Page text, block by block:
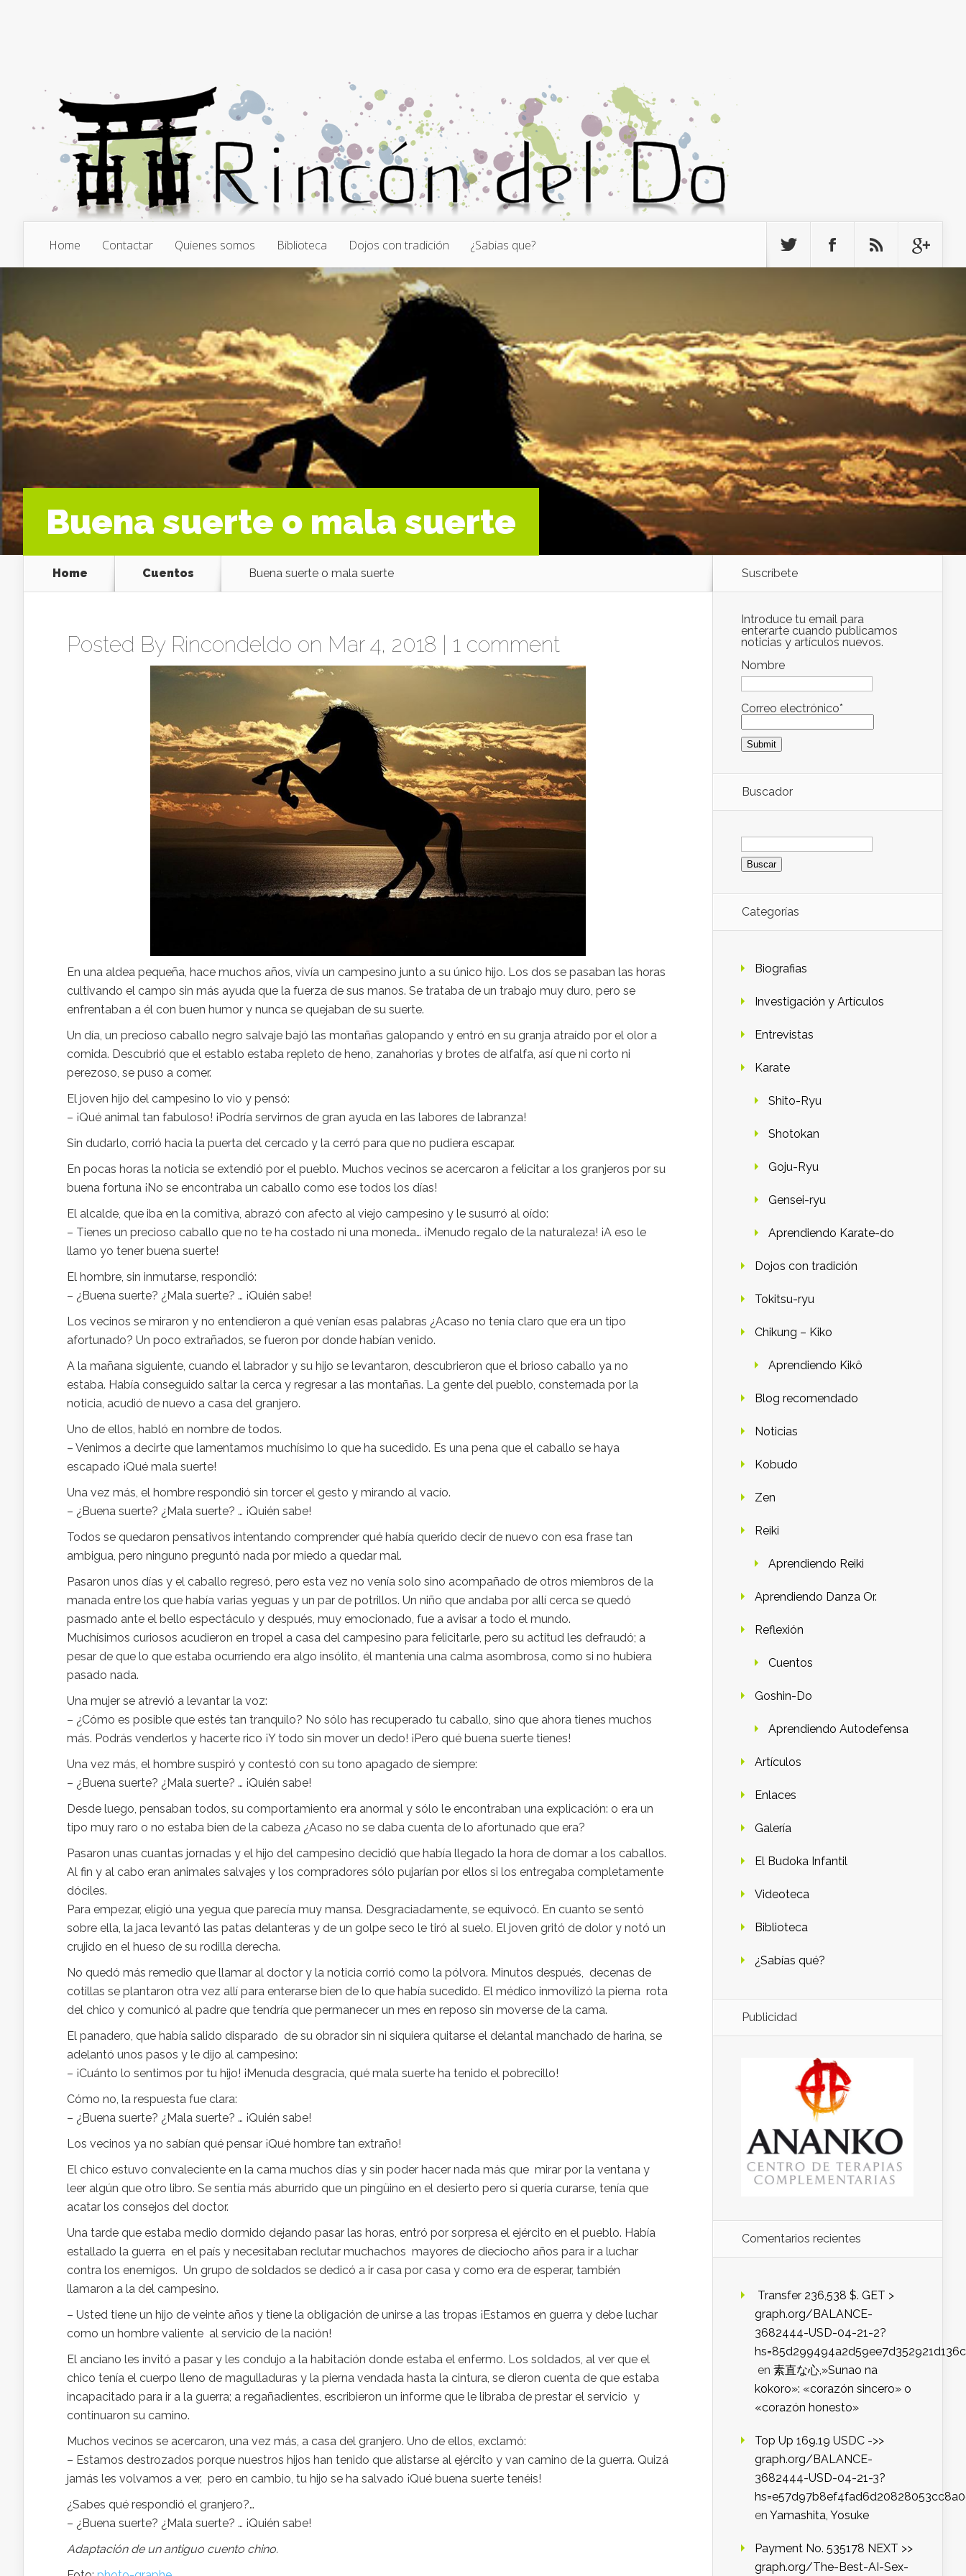
Home Contactar Quienes somos Biblioteca Dojos con tradición ¿Sabias que?
Buena suerte o mala suerte
Home Cuentos Buena suerte o mala suerte
Posted By Rincondeldo on Mar 4, 2018 | 1 comment
En una aldea pequeña, hace muchos años, vivía un campesino junto a su único hijo. Los dos se pasaban las horas
cultivando el campo sin más ayuda que la fuerza de sus manos. Se trataba de un trabajo muy duro, pero se
enfrentaban a él con buen humor y nunca se quejaban de su suerte.
Un día, un precioso caballo negro salvaje bajó las montañas galopando y entró en su granja atraído por el olor a
comida. Descubrió que el establo estaba repleto de heno, zanahorias y brotes de alfalfa, así que ni corto ni
perezoso, se puso a comer.
El joven hijo del campesino lo vio y pensó:
– ¡Qué animal tan fabuloso! ¡Podría servirnos de gran ayuda en las labores de labranza!
Sin dudarlo, corrió hacia la puerta del cercado y la cerró para que no pudiera escapar.
En pocas horas la noticia se extendió por el pueblo. Muchos vecinos se acercaron a felicitar a los granjeros por su
buena fortuna ¡No se encontraba un caballo como ese todos los días!
El alcalde, que iba en la comitiva, abrazó con afecto al viejo campesino y le susurró al oído:
– Tienes un precioso caballo que no te ha costado ni una moneda… ¡Menudo regalo de la naturaleza! ¡A eso le
llamo yo tener buena suerte!
El hombre, sin inmutarse, respondió:
– ¿Buena suerte? ¿Mala suerte? … ¡Quién sabe!
Los vecinos se miraron y no entendieron a qué venían esas palabras ¿Acaso no tenía claro que era un tipo
afortunado? Un poco extrañados, se fueron por donde habían venido.
A la mañana siguiente, cuando el labrador y su hijo se levantaron, descubrieron que el brioso caballo ya no
estaba. Había conseguido saltar la cerca y regresar a las montañas. La gente del pueblo, consternada por la
noticia, acudió de nuevo a casa del granjero.
Uno de ellos, habló en nombre de todos.
– Venimos a decirte que lamentamos muchísimo lo que ha sucedido. Es una pena que el caballo se haya
escapado ¡Qué mala suerte!
Una vez más, el hombre respondió sin torcer el gesto y mirando al vacío.
– ¿Buena suerte? ¿Mala suerte? … ¡Quién sabe!
Todos se quedaron pensativos intentando comprender qué había querido decir de nuevo con esa frase tan
ambigua, pero ninguno preguntó nada por miedo a quedar mal.
Pasaron unos días y el caballo regresó, pero esta vez no venía solo sino acompañado de otros miembros de la
manada entre los que había varias yeguas y un par de potrillos. Un niño que andaba por allí cerca se quedó
pasmado ante el bello espectáculo y después, muy emocionado, fue a avisar a todo el mundo.
Muchísimos curiosos acudieron en tropel a casa del campesino para felicitarle, pero su actitud les defraudó; a
pesar de que lo que estaba ocurriendo era algo insólito, él mantenía una calma asombrosa, como si no hubiera
pasado nada.
Una mujer se atrevió a levantar la voz:
– ¿Cómo es posible que estés tan tranquilo? No sólo has recuperado tu caballo, sino que ahora tienes muchos
más. Podrás venderlos y hacerte rico ¡Y todo sin mover un dedo! ¡Pero qué buena suerte tienes!
Una vez más, el hombre suspiró y contestó con su tono apagado de siempre:
– ¿Buena suerte? ¿Mala suerte? … ¡Quién sabe!
Desde luego, pensaban todos, su comportamiento era anormal y sólo le encontraban una explicación: o era un
tipo muy raro o no estaba bien de la cabeza ¿Acaso no se daba cuenta de lo afortunado que era?
Pasaron unas cuantas jornadas y el hijo del campesino decidió que había llegado la hora de domar a los caballos.
Al fin y al cabo eran animales salvajes y los compradores sólo pujarían por ellos si los entregaba completamente
dóciles.
Para empezar, eligió una yegua que parecía muy mansa. Desgraciadamente, se equivocó. En cuanto se sentó
sobre ella, la jaca levantó las patas delanteras y de un golpe seco le tiró al suelo. El joven gritó de dolor y notó un
crujido en el hueso de su rodilla derecha.
No quedó más remedio que llamar al doctor y la noticia corrió como la pólvora. Minutos después, decenas de
cotillas se plantaron otra vez allí para enterarse bien de lo que había sucedido. El médico inmovilizó la pierna rota
del chico y comunicó al padre que tendría que permanecer un mes en reposo sin moverse de la cama.
El panadero, que había salido disparado de su obrador sin ni siquiera quitarse el delantal manchado de harina, se
adelantó unos pasos y le dijo al campesino:
– ¡Cuánto lo sentimos por tu hijo! ¡Menuda desgracia, qué mala suerte ha tenido el pobrecillo!
Cómo no, la respuesta fue clara:
– ¿Buena suerte? ¿Mala suerte? … ¡Quién sabe!
Los vecinos ya no sabían qué pensar ¡Qué hombre tan extraño!
El chico estuvo convaleciente en la cama muchos días y sin poder hacer nada más que mirar por la ventana y
leer algún que otro libro. Se sentía más aburrido que un pingüino en el desierto pero si quería curarse, tenía que
acatar los consejos del doctor.
Una tarde que estaba medio dormido dejando pasar las horas, entró por sorpresa el ejército en el pueblo. Había
estallado la guerra en el país y necesitaban reclutar muchachos mayores de dieciocho años para ir a luchar
contra los enemigos. Un grupo de soldados se dedicó a ir casa por casa y como era de esperar, también
llamaron a la del campesino.
– Usted tiene un hijo de veinte años y tiene la obligación de unirse a las tropas ¡Estamos en guerra y debe luchar
como un hombre valiente al servicio de la nación!
El anciano les invitó a pasar y les condujo a la habitación donde estaba el enfermo. Los soldados, al ver que el
chico tenía el cuerpo lleno de magulladuras y la pierna vendada hasta la cintura, se dieron cuenta de que estaba
incapacitado para ir a la guerra; a regañadientes, escribieron un informe que le libraba de prestar el servicio y
continuaron su camino.
Muchos vecinos se acercaron, una vez más, a casa del granjero. Uno de ellos, exclamó:
– Estamos destrozados porque nuestros hijos han tenido que alistarse al ejército y van camino de la guerra. Quizá
jamás les volvamos a ver, pero en cambio, tu hijo se ha salvado ¡Qué buena suerte tenéis!
¿Sabes qué respondió el granjero?…
– ¿Buena suerte? ¿Mala suerte? … ¡Quién sabe!
Adaptación de un antiguo cuento chino.
Suscríbete
Introduce tu email para
enterarte cuando publicamos
noticias y artículos nuevos.
Nombre
Correo electrónico*
Buscador
Buscar:
Categorías
Biografias
Investigación y Artículos
Entrevistas
Karate
Shito-Ryu
Shotokan
Goju-Ryu
Gensei-ryu
Aprendiendo Karate-do
Dojos con tradición
Tokitsu-ryu
Chikung – Kiko
Aprendiendo Kikô
Blog recomendado
Noticias
Kobudo
Zen
Reiki
Aprendiendo Reiki
Aprendiendo Danza Or.
Reflexión
Cuentos
Goshin-Do
Aprendiendo Autodefensa
Artículos
Enlaces
Galería
El Budoka Infantil
Videoteca
Biblioteca
¿Sabías qué?
Publicidad
Comentarios recientes
️ Transfer 236,538 $. GET >
graph.org/BALANCE-
3682444-USD-04-21-2?
en 素直な心,»Sunao na
kokoro»: «corazón sincero» o
«corazón honesto»
Top Up 169.19 USDC ->>
graph.org/BALANCE-
3682444-USD-04-21-3?
en Yamashita, Yosuke
Payment No. 535178 NEXT >>
graph.org/The-Best-AI-Sex-